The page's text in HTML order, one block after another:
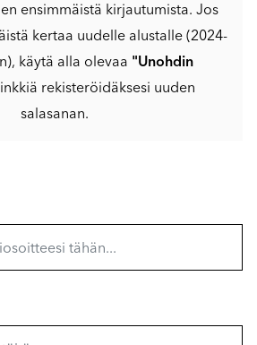
ensimmäistä kirjautumista. Jos
kertaa uudelle alustalle (2024-
käytä alla olevaa "Unohdin
rekisteröidäksesi uuden
salasanan.